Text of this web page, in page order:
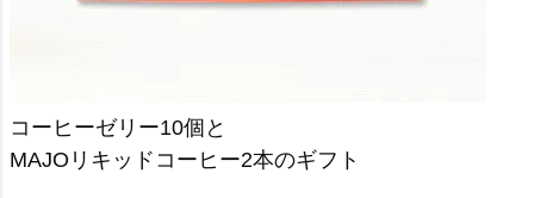
コーヒーゼリー10個と
MAJOリキッドコーヒー2本のギフト